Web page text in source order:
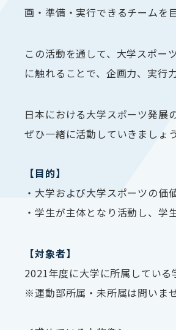
画・準備・実行できるチームを
この活動を通して、大学スポー
に触れることで、企画力、実行
日本における大学スポーツ発展
ぜひ一緒に活動していきましょ
【目的】
・大学および大学スポーツの価
・学生が主体となり活動し、学
【対象者】
2021年度に大学に所属している
※運動部所属・未所属は問いま